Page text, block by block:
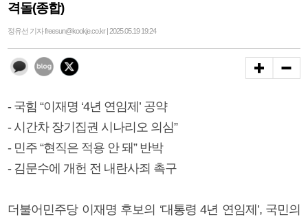
격돌(종합)
정유선 기자 freesun@kookje.co.kr | 2025.05.19 19:24
- 국힘 “이재명 ‘4년 연임제’ 공약
- 시간차 장기집권 시나리오 의심”
- 민주 “현직은 적용 안 돼” 반박
- 김문수에 개헌 전 내란사죄 촉구
더불어민주당 이재명 후보의 ‘대통령 4년 연임제’, 국민의